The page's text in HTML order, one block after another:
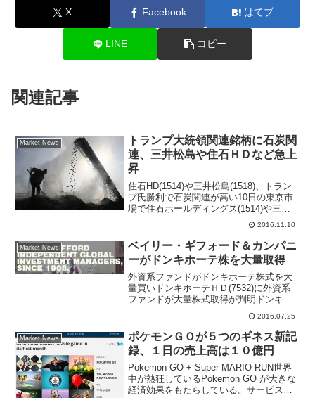
X Facebook はてブ
LINE コピー
関連記事
Market News
トランプ大統領関連銘柄に石炭関
連、三井松島や住石ＨＤなど急上
昇
住石HD(1514)や三井松島(1518)、トラン
プ氏勝利で石炭関連が高い10日の東京市
場で住石ホールディングス(1514)や三井
松島産業(1518)など石炭関連が買われて
いる。東京株式市場は昨日とうってかわ
って全面高、住石HDは前日比５円...
2016.11.10
Market News
ベイリー・ギフォード＆カンパニ
ーがドンキホーテ株を大量取得
外資系ファンドがドンキホーテ株式を大
量買いドンキホーテＨＤ(7532)に外資系
ファンドが大量株式取得が判明ドンキホ
ーテホールディング<7532.T>が反発しっ
かり、業績の良い小売セクターの人気株
として買われているところへ、外国人投
資家からも...
2016.07.25
Market News
ポケモンＧＯが５つのギネス新記
録、１日の売上高は１０億円
Pokemon GO + Super MARIO RUN世界
中が熱狂しているPokemon GO が大きな
経済効果をもたらしている。サービス開